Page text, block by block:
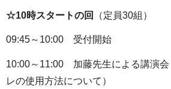
☆10時スタートの回 （定員30組）
09:45～10:00 受付開始
10:00～11:00 加藤先生による講演会
レの使用方法について）